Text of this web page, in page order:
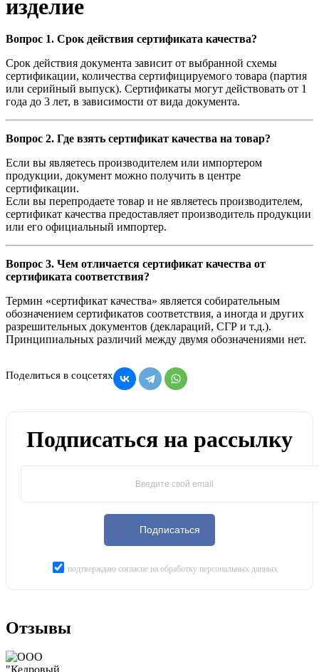
изделие
Вопрос 1. Срок действия сертификата качества?
Срок действия документа зависит от выбранной схемы
сертификации, количества сертифицируемого товара (партия
или серийный выпуск). Сертификаты могут действовать от 1
года до 3 лет, в зависимости от вида документа.
Вопрос 2. Где взять сертификат качества на товар?
Если вы являетесь производителем или импортером
продукции, документ можно получить в центре
сертификации.
Если вы перепродаете товар и не являетесь производителем,
сертификат качества предоставляет производитель продукции
или его официальный импортер.
Вопрос 3. Чем отличается сертификат качества от
сертификата соответствия?
Термин «сертификат качества» является собирательным
обозначением сертификатов соответствия, а иногда и других
разрешительных документов (деклараций, СГР и т.д.).
Принципиальных различий между двумя обозначениями нет.
Поделиться в соцсетях
Подписаться на рассылку
Подписаться
подтверждаю согласие на обработку персональных данных
Отзывы